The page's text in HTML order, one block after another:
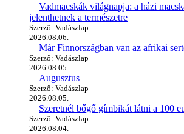
Vadmacskák világnapja: a házi
jelenthetnek a természetre
Szerző: Vadászlap
2026.08.06.
Már Finnországban van az afrikai
Szerző: Vadászlap
2026.08.05.
Augusztus
Szerző: Vadászlap
2026.08.05.
Szeretnél bőgő gímbikát látni a 100
Szerző: Vadászlap
2026.08.04.